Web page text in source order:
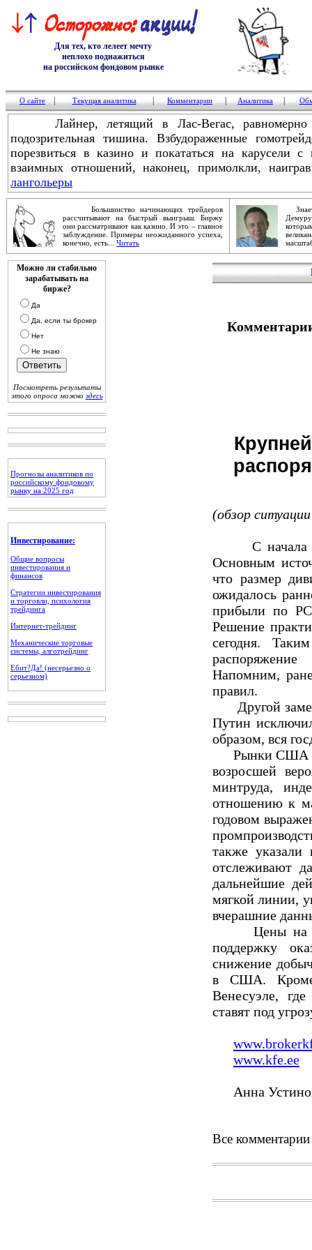
Для тех, кто лелеет мечту
неплохо поднажиться
на российском фондовом рынке
О сайте Текущая аналитика Комментарии Аналитика
Лайнер, летящий в Лас-Вегас, равномерно
подозрительная тишина. Взбудораженные
порезвиться в казино и покататься на карусели с
взаимных отношений, наконец, примолкли,
лангольеры
Большинство начинающих трейдеров
рассчитывают на быстрый выигрыш. Биржу
они рассматривают как казино. И это – главное
заблуждение. Примеры неожиданного успеха,
конечно, есть... Читать
Можно ли стабильно
зарабатывать на
бирже?
Да
Да, если ты брокер
Нет
Не знаю
Посмотреть результаты
этого опроса можно здесь
Прогнозы аналитиков по
российскому фондовому
рынку на 2025 год
Инвестирование:
Общие вопросы
инвестирования и
финансов
Стратегии инвестирования
и торговли, психология
трейдинга
Интернет-трейдинг
Механические торговые
системы, алготрейдинг
Ебит?Да! (несерьезно о
серьезном)
(обзор
С начала
Основным
что размер
ожидалось
прибыли по
Решение
сегодня.
Напомним,
правил.
Другой
Путин
образом, вся
Рынки США
возросшей
минтруда,
отношению к
годовом
также указали
отслеживают
дальнейшие
мягкой линии,
вчерашние
Цены на
поддержку
снижение
в США. Кроме
Венесуэле,
ставят под
www.kfe.ee
Анна
Все